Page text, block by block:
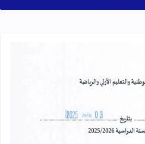
قراءة المزيد عن مقرر تنظيم السنة الدراسية